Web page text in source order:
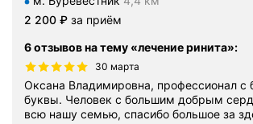
Цена
2200
2 200 ₽ за приём
6 отзывов на тему «лечение ринита»:
30 марта
Оксана Владимировна, профессионал с
буквы. Человек с большим добрым сердцем.
всю нашу семью, спасибо большое за